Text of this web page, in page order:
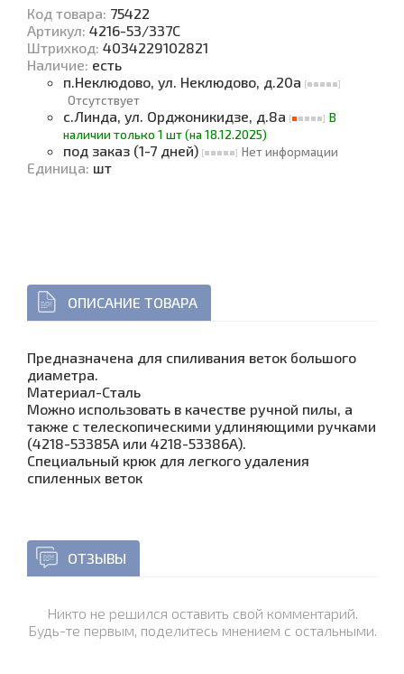
Код товара: 75422
Артикул: 4216-53/337C
Штрихкод: 4034229102821
Наличие: есть
п.Неклюдово, ул. Неклюдово, д.20а
Отсутствует
с.Линда, ул. Орджоникидзе, д.8а
В
наличии только 1 шт (на 18.12.2025)
под заказ (1-7 дней) Нет информации
Единица: шт
ОПИСАНИЕ ТОВАРА
Предназначена для спиливания веток большого
диаметра.
Материал-Сталь
Можно использовать в качестве ручной пилы, а
также с телескопическими удлиняющими ручками
(4218-53385A или 4218-53386A).
Специальный крюк для легкого удаления
спиленных веток
ОТЗЫВЫ
Никто не решился оставить свой комментарий.
Будь-те первым, поделитесь мнением с остальными.